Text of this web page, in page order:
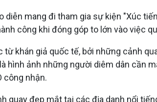
mang đi tham gia sự kiện "Xúc
công khi đóng góp to lớn vào việc
khán giả quốc tế, bởi những cảnh
hình ảnh những người diêm dân cần
công nhận.
quay đẹp mắt tại các địa danh nổi